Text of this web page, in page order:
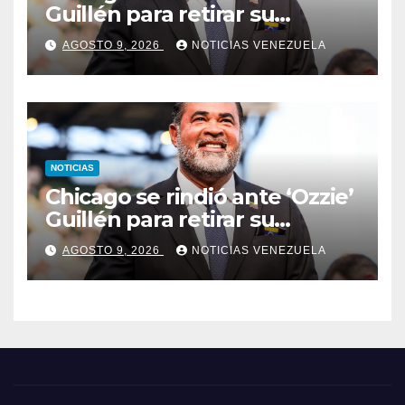
Guillén para retirar su
número
AGOSTO 9, 2026 NOTICIAS VENEZUELA
NOTICIAS
Chicago se rindió ante ‘Ozzie’
Guillén para retirar su
número
AGOSTO 9, 2026 NOTICIAS VENEZUELA